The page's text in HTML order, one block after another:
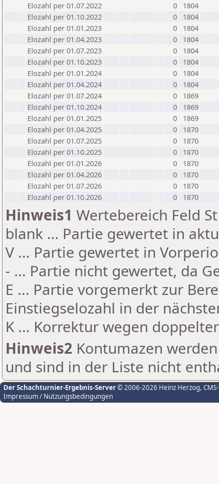
Elozahl per 01.07.2022
0
1804
Elozahl per 01.10.2022
0
1804
Elozahl per 01.01.2023
0
1804
Elozahl per 01.04.2023
0
1804
Elozahl per 01.07.2023
0
1804
Elozahl per 01.10.2023
0
1804
Elozahl per 01.01.2024
0
1804
Elozahl per 01.04.2024
0
1804
Elozahl per 01.07.2024
0
1869
Elozahl per 01.10.2024
0
1869
Elozahl per 01.01.2025
0
1869
Elozahl per 01.04.2025
0
1870
Elozahl per 01.07.2025
0
1870
Elozahl per 01.10.2025
0
1870
Elozahl per 01.01.2026
0
1870
Elozahl per 01.04.2026
0
1870
Elozahl per 01.07.2026
0
1870
Elozahl per 01.10.2026
0 1870
Hinweis1 Wertebereich Feld
blank ... Partie gewertet in
V ... Partie gewertet in
- ... Partie nicht gewertet, da
E ... Partie vorgemerkt zur
Einstiegselozahl in der
K ... Korrektur wegen
Hinweis2 Kontumazen
und sind in der Liste nicht
Der Schachturnier-Ergebnis-Server© 2006-2026 Heinz Herzog,
Impressum / Nutzungsbedingungen